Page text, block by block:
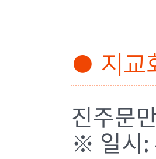
● 지교
진주문
※ 일시: